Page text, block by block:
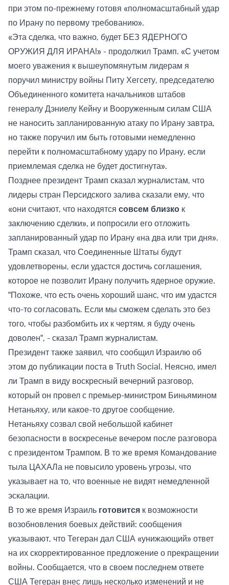
при этом по-прежнему готовя «полномасштабный удар
по Ирану по первому требованию».
«Эта сделка, что важно, будет БЕЗ ЯДЕРНОГО
ОРУЖИЯ ДЛЯ ИРАНА!» - продолжил Трамп. «С учетом
моего уважения к вышеупомянутым лидерам я
поручил министру войны Питу Хегсету, председателю
Объединенного комитета начальников штабов
генералу Дэниелу Кейну и Вооруженным силам США
не наносить запланированную атаку по Ирану завтра,
но также поручил им быть готовыми немедленно
перейти к полномасштабному удару по Ирану, если
приемлемая сделка не будет достигнута».
Позднее президент Трамп сказал журналистам, что
лидеры стран Персидского залива сказали ему, что
«они считают, что находятся совсем близко к
заключению сделки», и попросили его отложить
запланированный удар по Ирану «на два или три дня».
Трамп сказал, что Соединенные Штаты будут
удовлетворены, если удастся достичь соглашения,
которое не позволит Ирану получить ядерное оружие.
"Похоже, что есть очень хороший шанс, что им удастся
что-то согласовать. Если мы сможем сделать это без
того, чтобы разбомбить их к чертям, я буду очень
доволен", - сказал Трамп журналистам.
Президент также заявил, что сообщил Израилю об
этом до публикации поста в Truth Social. Неясно, имел
ли Трамп в виду воскресный вечерний разговор,
который он провел с премьер-министром Биньямином
Нетаньяху, или какое-то другое сообщение.
Нетаньяху созвал свой небольшой кабинет
безопасности в воскресенье вечером после разговора
с президентом Трампом. В то же время Командование
тыла ЦАХАЛа не повысило уровень угрозы, что
указывает на то, что военные не видят немедленной
эскалации.
В то же время Израиль готовится к возможности
возобновления боевых действий: сообщения
указывают, что Тегеран дал США «унижающий» ответ
на их скорректированное предложение о прекращении
войны. Сообщается, что в своем последнем ответе
США Тегеран внес лишь несколько изменений и не